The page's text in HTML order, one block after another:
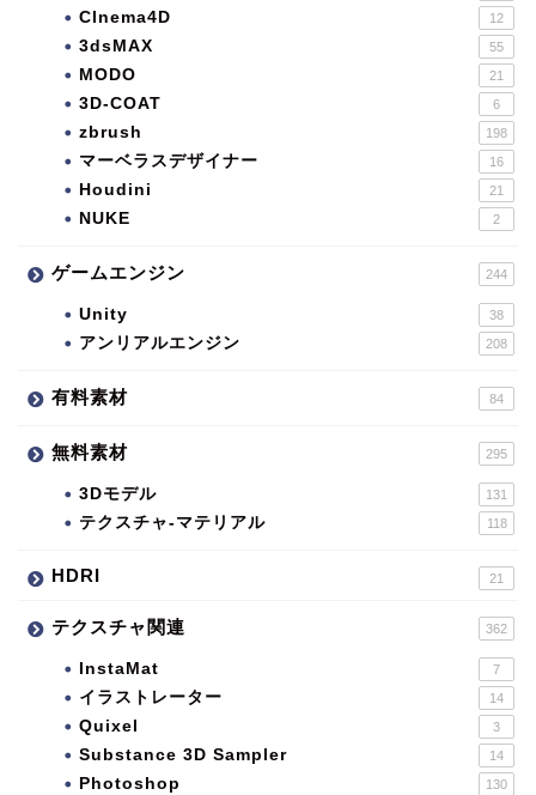
CInema4D 12
3dsMAX 55
MODO 21
3D-COAT 6
zbrush 198
マーベラスデザイナー 16
Houdini 21
NUKE 2
ゲームエンジン 244
Unity 38
アンリアルエンジン 208
有料素材 84
無料素材 295
3Dモデル 131
テクスチャ-マテリアル 118
HDRI 21
テクスチャ関連 362
InstaMat 7
イラストレーター 14
Quixel 3
Substance 3D Sampler 14
Photoshop 130